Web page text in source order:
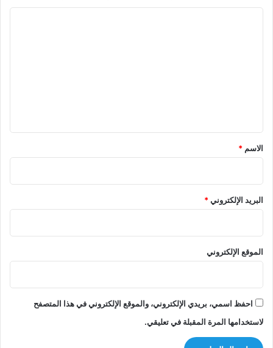
*
الاسم *
البريد الإلكتروني*
الموقع الإلكتروني
احفظ اسمي، بريدي الإلكتروني، والموقع الإلكتروني في هذا المتصفح
لاستخدامها المرة المقبلة في تعليقي.